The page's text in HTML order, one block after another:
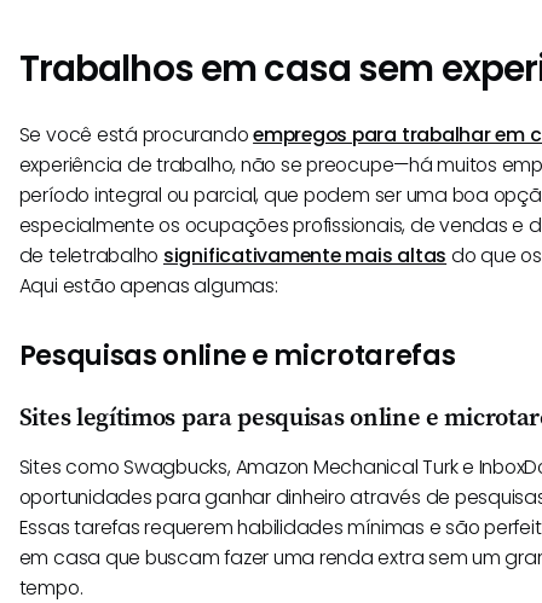
Trabalhos em casa sem
Se você está procurandoempregos para trabalhar em
experiência de trabalho, não se preocupe—há muitos
período integral ou parcial, que podem ser uma boa
especialmente os ocupações profissionais, de vendas e
de teletrabalho significativamente mais altas do que
Aqui estão apenas algumas:
Pesquisas online e microtarefas
Sites legítimos para pesquisas online e
Sites como Swagbucks, Amazon Mechanical Turk e
oportunidades para ganhar dinheiro através de
Essas tarefas requerem habilidades mínimas e são
em casa que buscam fazer uma renda extra sem um
tempo.